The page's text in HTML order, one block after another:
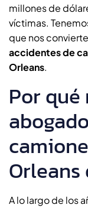
millones de
víctimas.
que nos
accidentes de
Orleans.
Por
A lo largo de los